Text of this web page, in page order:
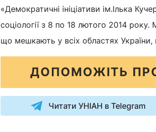
«Демократичні ініціативи ім.Ілька
соціології з 8 по 18 лютого 2014
що мешкають у всіх областях
ДОПОМОЖІТЬ
Читати УНІАН в Telegram